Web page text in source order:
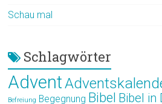
Schau mal
Schlagwörter
Advent
Befreiung Begegnung Bibel Bibel in